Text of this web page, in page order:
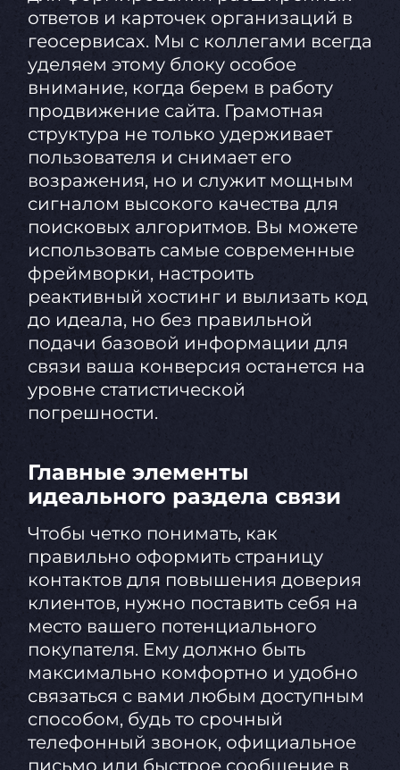
ответов и карточек организаций в
геосервисах. Мы с коллегами всегда
уделяем этому блоку особое
внимание, когда берем в работу
продвижение сайта. Грамотная
структура не только удерживает
пользователя и снимает его
возражения, но и служит мощным
сигналом высокого качества для
поисковых алгоритмов. Вы можете
использовать самые современные
фреймворки, настроить
реактивный хостинг и вылизать код
до идеала, но без правильной
подачи базовой информации для
связи ваша конверсия останется на
уровне статистической
погрешности.
Главные элементы
идеального раздела связи
Чтобы четко понимать, как
правильно оформить страницу
контактов для повышения доверия
клиентов, нужно поставить себя на
место вашего потенциального
покупателя. Ему должно быть
максимально комфортно и удобно
связаться с вами любым доступным
способом, будь то срочный
телефонный звонок, официальное